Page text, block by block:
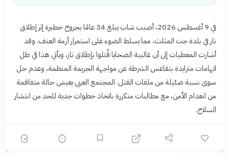
في 9 أغسطس 2026، أصيب شاب يبلغ 34 عامًا بجروح خطيرة إثر إطلاق
نار في بلدة جت المثلث، مما يسلط الضوء على استمرار أزمة العنف. وقد
أشارت المعطيات إلى أن غالبية الضحايا قُتلوا بإطلاق نار، ويأتي هذا في ظل
اتهامات متزايدة بتقاعس الشرطة عن مواجهة الجريمة المنظمة، وعدم حل
سوى نسبة ضئيلة من ملفات القتل. المجتمع العربي يعيش حالة متفاقمة
من انعدام الأمن، مع مطالبات متكررة باتخاذ خطوات جدية للحد من انتشار
السلاح.